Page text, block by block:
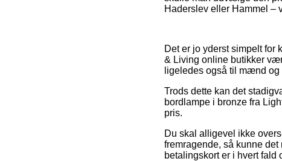
Haderslev eller Hammel –
Det er jo yderst simpelt for
& Living online butikker
ligeledes også til mænd
Trods dette kan det
bordlampe i bronze fra
pris.
Du skal alligevel ikke
fremragende, så kunne
betalingskort er i hvert